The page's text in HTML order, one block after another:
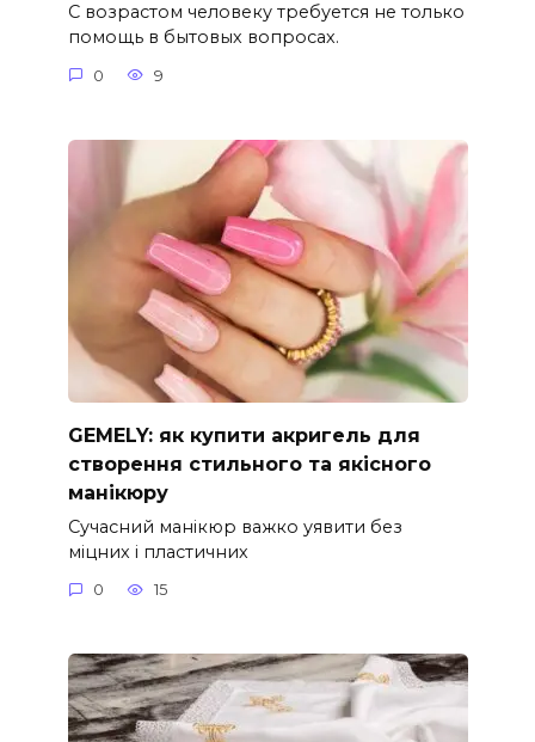
С возрастом человеку требуется не только
помощь в бытовых вопросах.
0 9
GEMELY: як купити акригель для
створення стильного та якісного
манікюру
Сучасний манікюр важко уявити без
міцних і пластичних
0 15